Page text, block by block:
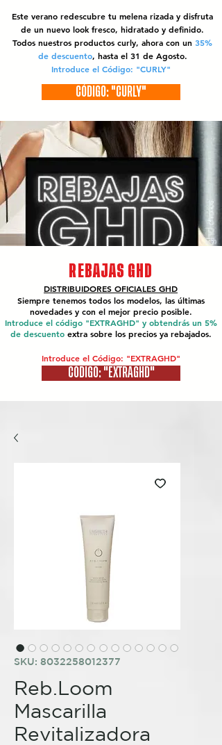
Este verano redescubre tu melena rizada y disfruta
de un nuevo look fresco, hidratado y definido.
Todos nuestros productos curly, ahora con un 35%
de descuento, hasta el 31 de Agosto.
Introduce el Código: "CURLY"
CÓDIGO: "CURLY"
REBAJAS GHD
DISTRIBUIDORES OFICIALES GHD
Siempre tenemos todos los modelos, las últimas
novedades y con el mejor precio posible.
Introduce el código "EXTRAGHD" y obtendrás un 5%
de descuento extra sobre los precios ya rebajados.
Introduce el Código: "EXTRAGHD"
CÓDIGO: "EXTRAGHD"
SKU: 8032258012377
Reb.Loom
Mascarilla
Revitalizadora